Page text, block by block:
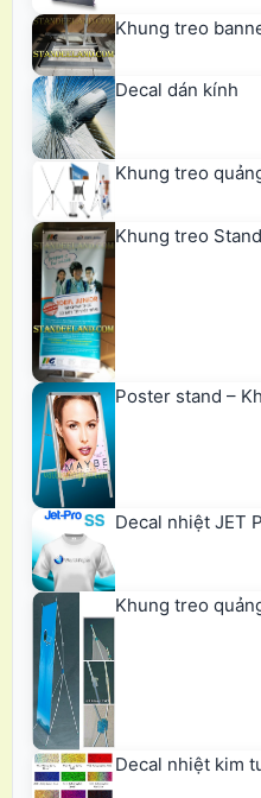
Khung treo
Decal dán kính
Khung treo
Khung treo
Poster stand –
Decal nhiệt JET
Khung treo
Decal nhiệt kim